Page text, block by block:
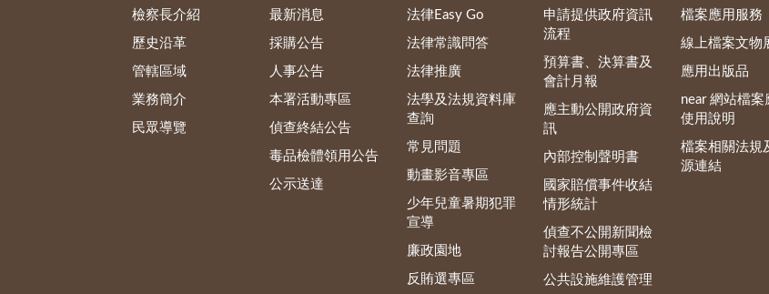
檢察長介紹
歷史沿革
管轄區域
業務簡介
民眾導覽
最新消息
採購公告
人事公告
本署活動專區
偵查終結公告
毒品檢體領用公告
公示送達
法律Easy Go
法律常識問答
法律推廣
法學及法規資料庫
查詢
常見問題
動畫影音專區
少年兒童暑期犯罪
宣導
廉政園地
反賄選專區
申請提供政府資訊
流程
預算書、決算書及
會計月報
應主動公開政府資
訊
內部控制聲明書
國家賠償事件收結
情形統計
偵查不公開新聞檢
討報告公開專區
公共設施維護管理
檔案應用服務
線上檔案文物
應用出版品
near 網站檔案
使用說明
檔案相關法規
源連結